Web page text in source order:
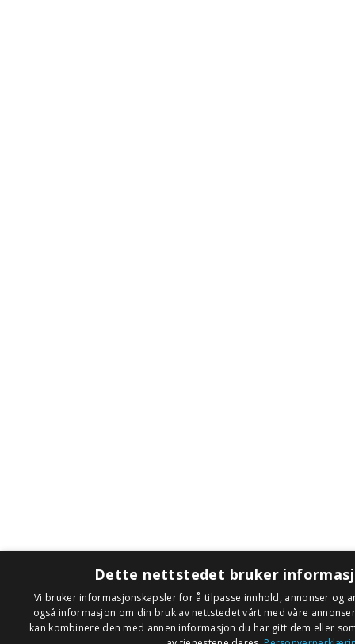
Dette nettstedet bruker
Vi bruker informasjonskapsler for å tilpasse innhold, annonser og
også informasjon om din bruk av nettstedet vårt med våre
kan kombinere den med annen informasjon du har gitt dem eller